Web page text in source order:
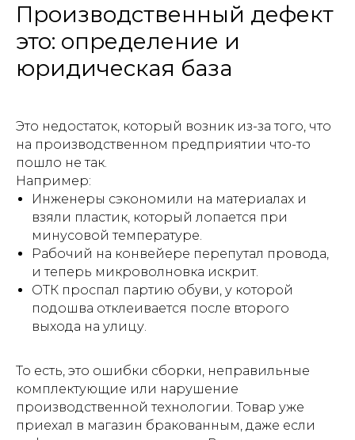
Производственный дефект
это: определение и
юридическая база
Это недостаток, который возник из-за того, что
на производственном предприятии что-то
пошло не так.
Например:
Инженеры сэкономили на материалах и
взяли пластик, который лопается при
минусовой температуре.
Рабочий на конвейере перепутал провода,
и теперь микроволновка искрит.
ОТК проспал партию обуви, у которой
подошва отклеивается после второго
выхода на улицу.
То есть, это ошибки сборки, неправильные
комплектующие или нарушение
производственной технологии. Товар уже
приехал в магазин бракованным, даже если